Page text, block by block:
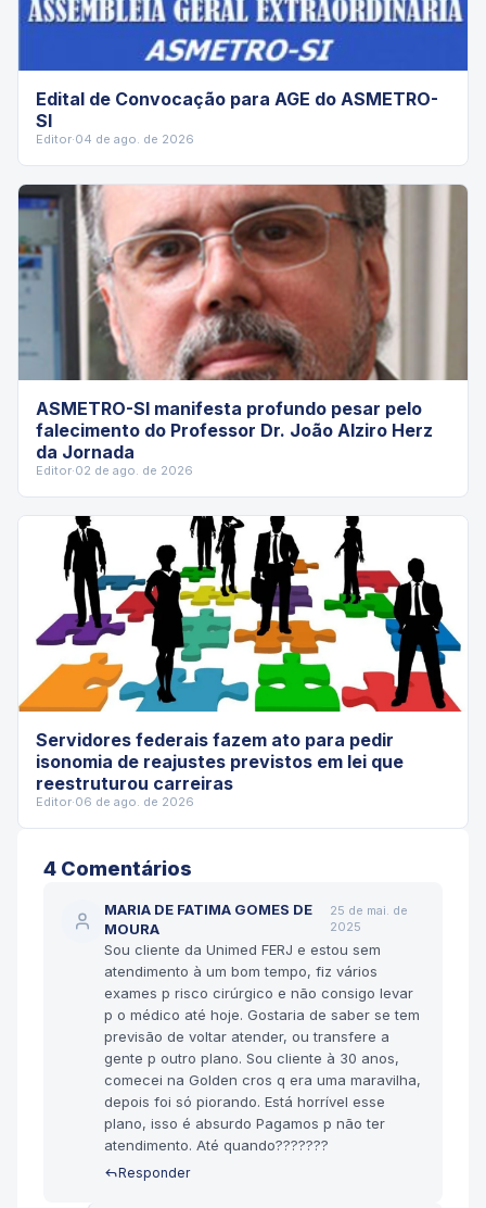
Edital de Convocação para AGE do ASMETRO-
SI
Editor·04 de ago. de 2026
ASMETRO-SI manifesta profundo pesar pelo
falecimento do Professor Dr. João Alziro Herz
da Jornada
Editor·02 de ago. de 2026
Servidores federais fazem ato para pedir
isonomia de reajustes previstos em lei que
reestruturou carreiras
Editor·06 de ago. de 2026
4 Comentários
MARIA DE FATIMA GOMES DE
MOURA
25 de mai. de
2025
Sou cliente da Unimed FERJ e estou sem
atendimento à um bom tempo, fiz vários
exames p risco cirúrgico e não consigo levar
p o médico até hoje. Gostaria de saber se tem
previsão de voltar atender, ou transfere a
gente p outro plano. Sou cliente à 30 anos,
comecei na Golden cros q era uma maravilha,
depois foi só piorando. Está horrível esse
plano, isso é absurdo Pagamos p não ter
atendimento. Até quando???????
Responder